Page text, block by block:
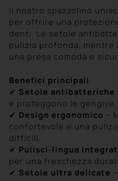
Il nostro spazzolino
per offrire una
denti. Le setole
pulizia profonda, mentre
una presa comoda e
Benefici principali
✔ Setole antibatteriche
e proteggono le
✔ Design ergonomico –
confortevole e una
difficili.
✔ Pulisci-lingua
per una freschezza
✔ Setole ultra delicate